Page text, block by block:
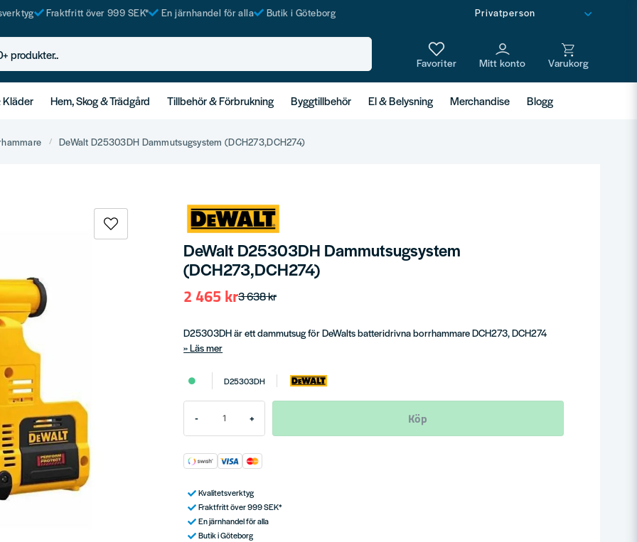
Fraktfritt över 999 SEK* En järnhandel för alla Butik i Göteborg
Kläder Hem, Skog & Trädgård Tillbehör & Förbrukning Byggtillbehör El & Belysning Merchandise Blogg
DeWalt D25303DH Dammutsugsystem (DCH273,DCH274)
DeWalt D25303DH Dammutsugsystem
(DCH273,DCH274)
3 638 kr
2 465 kr
D25303DH är ett dammutsug för DeWalts batteridrivna borrhammare DCH273, DCH274
Läs mer
D25303DH
- + Köp
Kvalitetsverktyg
Fraktfritt över 999 SEK*
En järnhandel för alla
Butik i Göteborg